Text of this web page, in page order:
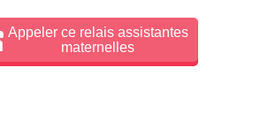
Appeler ce relais assistantes
maternelles